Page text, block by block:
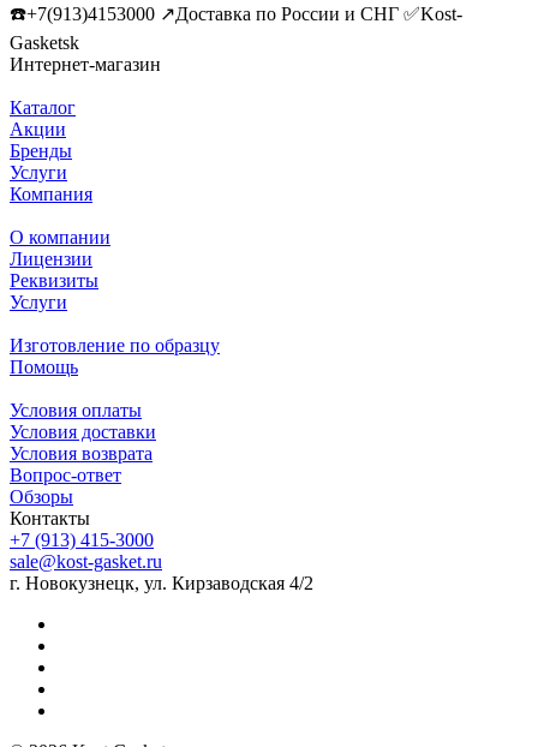
☎️+7(913)4153000 ↗️Доставка по России и СНГ ✅Kost-
Gasketsk
Интернет-магазин
Каталог
Акции
Бренды
Услуги
Компания
О компании
Лицензии
Реквизиты
Услуги
Изготовление по образцу
Помощь
Условия оплаты
Условия доставки
Условия возврата
Вопрос-ответ
Обзоры
Контакты
+7 (913) 415-3000
sale@kost-gasket.ru
г. Новокузнецк, ул. Кирзаводская 4/2